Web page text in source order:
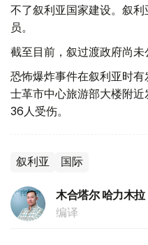
不了叙利亚国家建设。叙
员。
截至目前，叙过渡政府尚未
恐怖爆炸事件在叙利亚时
士革市中心旅游部大楼附近
36人受伤。
叙利亚 国际
木合塔尔 哈力木拉
编译